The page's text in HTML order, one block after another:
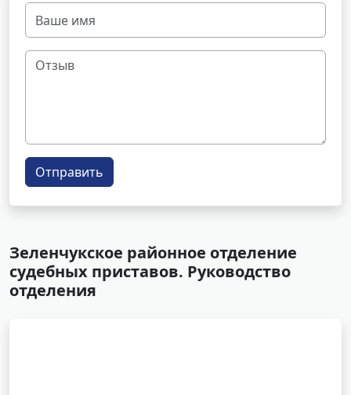
Отправить
Зеленчукское районное отделение
судебных приставов. Руководство
отделения